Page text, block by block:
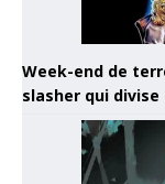
Week-end de
slasher qui divise